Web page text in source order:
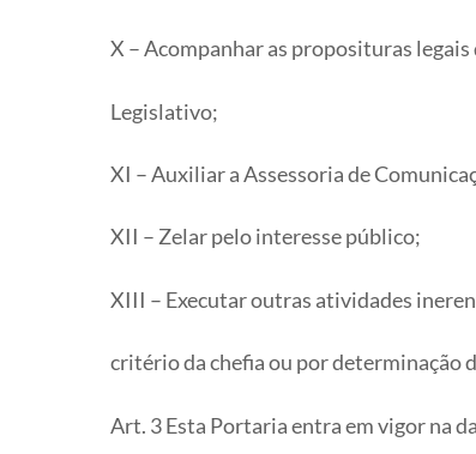
X – Acompanhar as proposituras
Legislativo;
XI – Auxiliar a Assessoria de
XII – Zelar pelo interesse público;
XIII – Executar outras atividades
critério da chefia ou por determinação
Art. 3 Esta Portaria entra em vigor na